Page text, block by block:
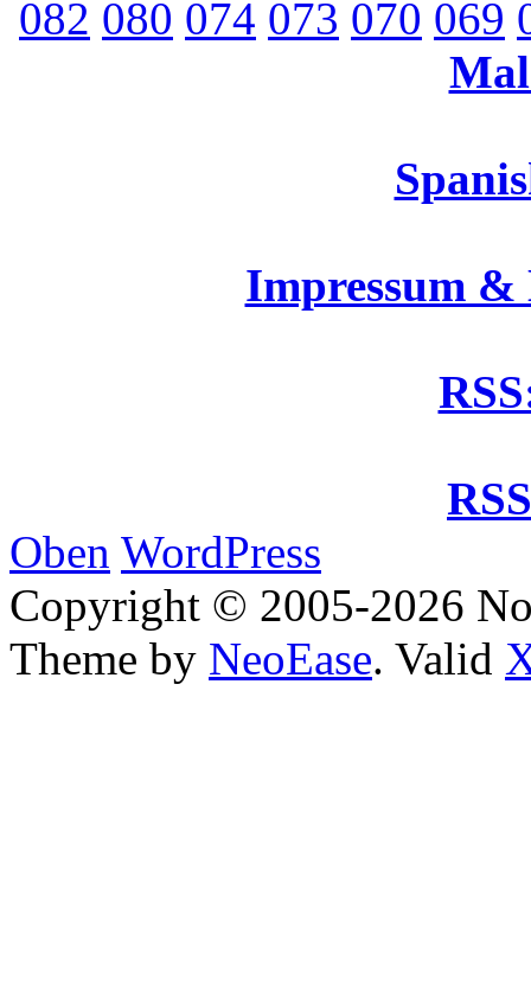
082 080 074 073 070 069
Impressum
Oben WordPress
Copyright © 2005-2026
Theme by NeoEase. Valid